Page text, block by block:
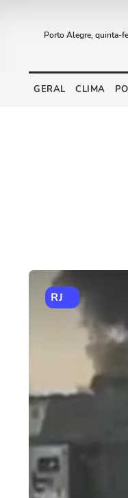
Porto Alegre, quinta-
GERAL CLIMA
RJ